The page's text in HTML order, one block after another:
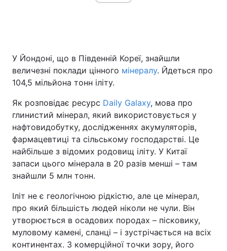
У Йондоні, що в Південній Кореї, знайшли
величезні поклади цінного мінералу. Йдеться про
104,5 мільйона тонн іліту.
Як розповідає ресурс Daily Galaxy, мова про
глинистий мінерал, який використовується у
нафтовидобутку, дослідженнях акумуляторів,
фармацевтиці та сільському господарстві. Це
найбільше з відомих родовищ іліту. У Китаї
запаси цього мінерала в 20 разів менші – там
знайшли 5 млн тонн.
Іліт не є геологічною рідкістю, але це мінерал,
про який більшість людей ніколи не чули. Він
утворюється в осадових породах – пісковику,
муловому камені, сланці – і зустрічається на всіх
континентах. З комерційної точки зору, його